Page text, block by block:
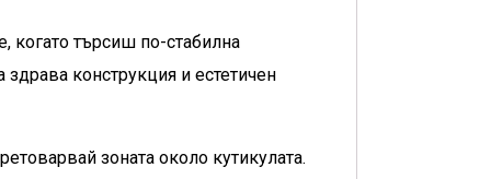
когато търсиш по-стабилна
конструкция и естетичен
зоната около кутикулата.